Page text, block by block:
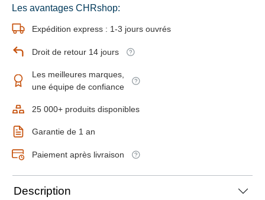
Les avantages CHRshop:
Expédition express : 1-3 jours ouvrés
Droit de retour 14 jours
Les meilleures marques,
une équipe de confiance
25 000+ produits disponibles
Garantie de 1 an
Paiement après livraison
Description